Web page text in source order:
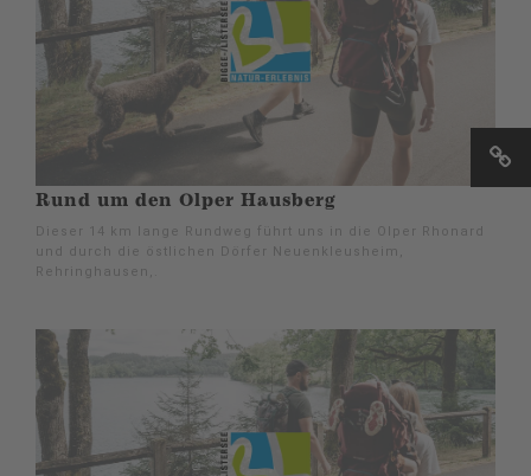
Rund um den Olper Hausberg
Dieser 14 km lange Rundweg führt uns in die Olper Rhonard
und durch die östlichen Dörfer Neuenkleusheim,
Rehringhausen,.